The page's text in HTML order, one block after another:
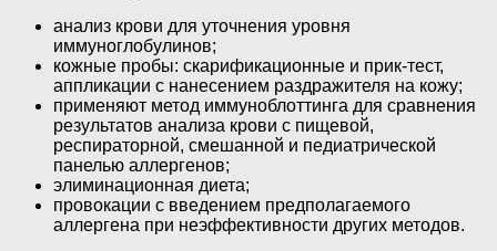
анализ крови для уточнения уровня
иммуноглобулинов;
кожные пробы: скарификационные и прик-тест,
аппликации с нанесением раздражителя на кожу;
применяют метод иммуноблоттинга для сравнения
результатов анализа крови с пищевой,
респираторной, смешанной и педиатрической
панелью аллергенов;
элиминационная диета;
провокации с введением предполагаемого
аллергена при неэффективности других методов.